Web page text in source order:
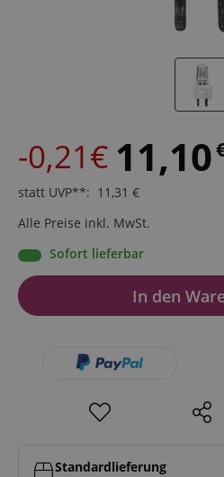
-0,21€ 11,10
statt UVP**: 11,31 €
Alle Preise inkl. MwSt.
Sofort lieferbar
In den
Standardlieferung